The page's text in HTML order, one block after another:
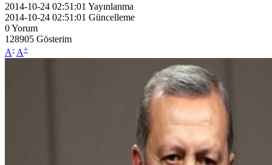
2014-10-24 02:51:01 Yayınlanma
2014-10-24 02:51:01 Güncelleme
0Yorum
128905 Gösterim
A- A+